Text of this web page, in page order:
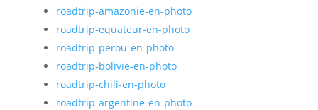
roadtrip-amazonie-en-photo
roadtrip-equateur-en-photo
roadtrip-perou-en-photo
roadtrip-bolivie-en-photo
roadtrip-chili-en-photo
roadtrip-argentine-en-photo